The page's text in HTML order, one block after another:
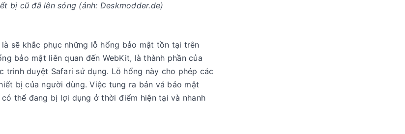
bị cũ đã lên sóng (ảnh: Deskmodder.de)
sẽ khắc phục những lỗ hổng bảo mật tồn tại trên
bảo mật liên quan đến WebKit, là thành phần của
duyệt Safari sử dụng. Lỗ hổng này cho phép các
bị của người dùng. Việc tung ra bản vá bảo mật
thể đang bị lợi dụng ở thời điểm hiện tại và nhanh